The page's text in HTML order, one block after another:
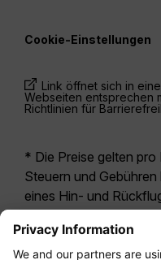
Cookie-Einstellungen
Link öffnet sich in
Webseiten entsprechen
Richtlinien für
* Die Preise gelten
Steuern und
eines Hin- und
möglicherweise nicht
Economy Class